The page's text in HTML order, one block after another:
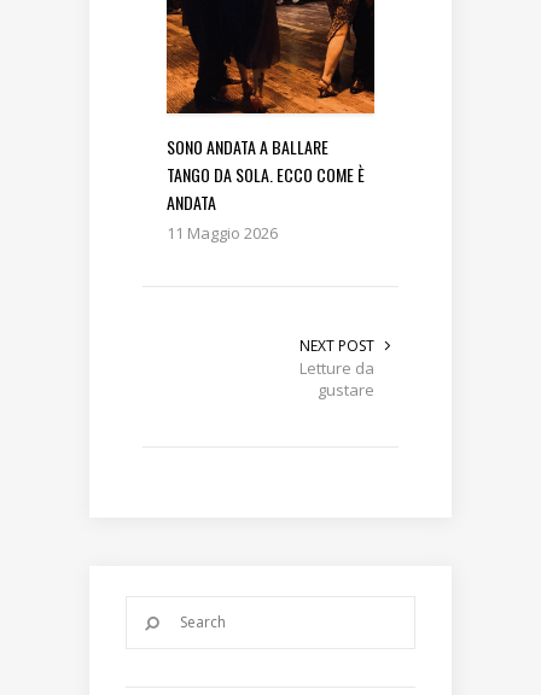
SONO ANDATA A BALLARE
TANGO DA SOLA. ECCO COME È
ANDATA
11 Maggio 2026
NEXT POST
Letture da
gustare